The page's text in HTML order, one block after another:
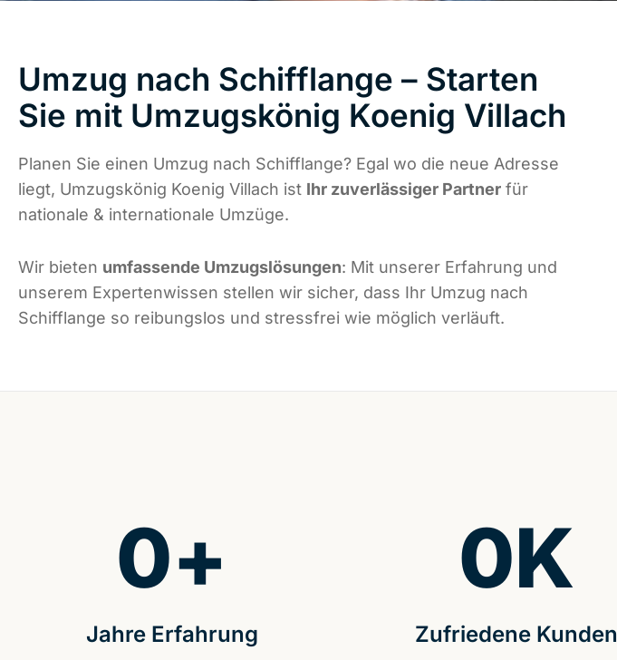
Umzug nach Schifflange – Starten
Sie mit Umzugskönig Koenig Villach
Planen Sie einen Umzug nach Schifflange? Egal wo die neue Adresse
liegt, Umzugskönig Koenig Villach ist Ihr zuverlässiger Partner für
nationale & internationale Umzüge.
Wir bieten umfassende Umzugslösungen: Mit unserer Erfahrung und
unserem Expertenwissen stellen wir sicher, dass Ihr Umzug nach
Schifflange so reibungslos und stressfrei wie möglich verläuft.
Jahre Erfahrung
0+
Zufriedene Kunden
0K